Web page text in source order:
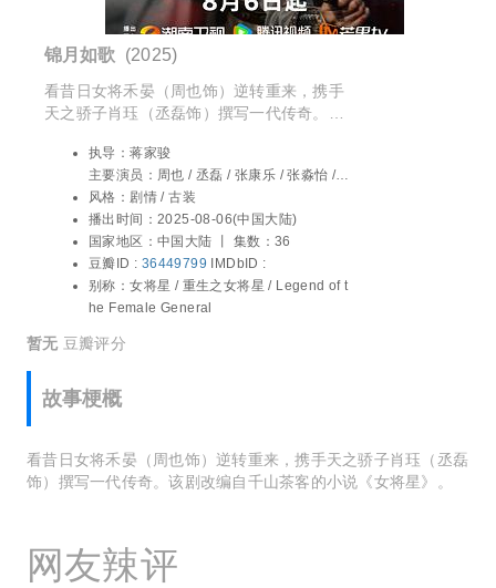
锦月如歌 (2025)
看昔日女将禾晏（周也饰）逆转重来，携手
天之骄子肖珏（丞磊饰）撰写一代传奇。该
执导：蒋家骏
主要演员： 周也 / 丞磊 / 张康乐 / 张淼怡 /
李卿 / 白澍 / 马天宇 / 姜超 / 韩栋 / 姜贞羽 /
孔雪儿 / 毛晓慧 / 侯长荣 / 郑国霖 / 盛一伦
风格： 剧情 / 古装
播出时间： 2025-08-06(中国大陆)
国家地区： 中国大陆 丨 集数：36
豆瓣ID : 36449799 IMDbID :
别称：女将星 / 重生之女将星 / Legend of t
he Female General
暂无 豆瓣评分
故事梗概
看昔日女将禾晏（周也饰）逆转重来，携手天之骄子肖珏（丞磊
饰）撰写一代传奇。该剧改编自千山茶客的小说《女将星》。
网友辣评